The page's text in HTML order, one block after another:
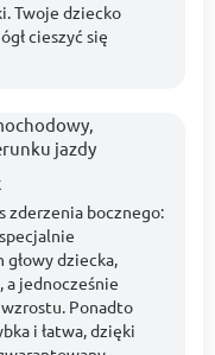
Twoje dziecko
cieszyć się
zderzenia bocznego:
dziecka,
a jednocześnie
Ponadto
i łatwa, dzięki